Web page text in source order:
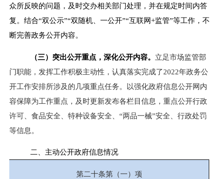
众所反映的问题，及时交办相关部门处理，并在规定时间内答
复。结合“双公示”“双随机、一公开”“互联网+监管”等工作，不
断完善政务公开内容。
（三）突出公开重点，深化公开内容。 立足市场监管部
门职能，发挥工作积极主动性，认真落实完成了2022年政务公
开工作安排所涉及的几项重点任务。以强化政府信息公开网内
容保障为工作重点，及时更新发布各栏目信息， 重点公开行政
许可、食品安全、特种设备安全、“两品一械”安全、行政处罚
等信息。
二、主动公开政府信息情况
第二十条第（一）项